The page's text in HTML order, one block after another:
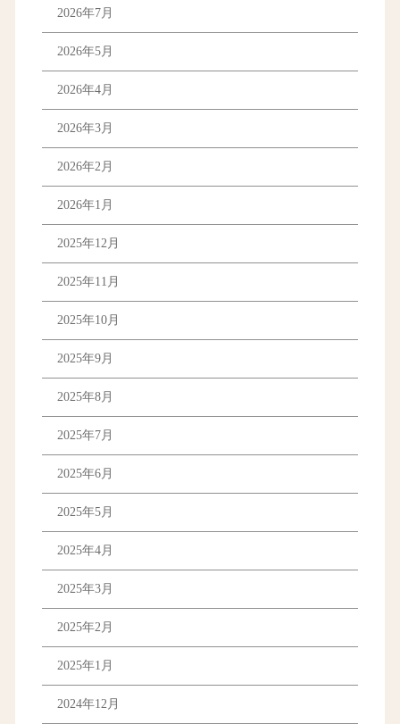
2026年7月
2026年5月
2026年4月
2026年3月
2026年2月
2026年1月
2025年12月
2025年11月
2025年10月
2025年9月
2025年8月
2025年7月
2025年6月
2025年5月
2025年4月
2025年3月
2025年2月
2025年1月
2024年12月